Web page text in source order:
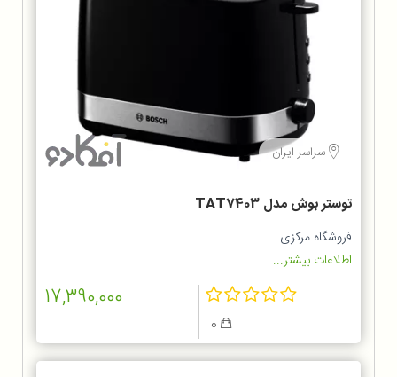
سراسر ایران
توستر بوش مدل TAT7403
فروشگاه مرکزی
اطلاعات بیشتر...
17,390,000